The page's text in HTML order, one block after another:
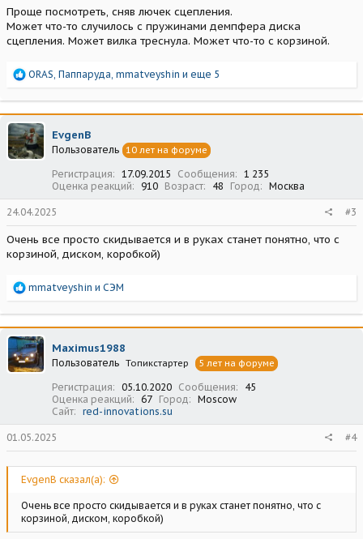
Проще посмотреть, сняв лючек сцепления.
Может что-то случилось с пружинами демпфера диска
сцепления. Может вилка треснула. Может что-то с корзиной.
Р
а
к
ц
и
и
ORAS, Паппаруда, mmatveyshin и еще 5
EvgenB
Пользователь 10 лет на форуме
Регистрация 17.09.2015 Сообщения
1 235
Оценка реакций
910 Возраст 48 Город Москва
24.04.2025 #3
Очень все просто скидывается и в руках станет понятно, что с
корзиной, диском, коробкой)
Р
а
к
ц
и
и
mmatveyshin и СЭМ
Maximus1988
Пользователь Топикстартер 5 лет на форуме
Регистрация 05.10.2020 Сообщения
45
Оценка реакций
67 Город
Moscow
Сайт
red-innovations.su
01.05.2025 #4
EvgenB сказал(а):
Очень все просто скидывается и в руках станет понятно, что с
корзиной, диском, коробкой)